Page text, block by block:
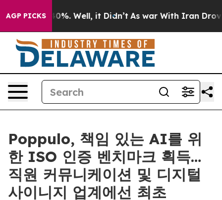
AGP PICKS40%. Well, it Didn’t As war With Iran Drove oil
Poppulo, 책임 있는 AI를 위
한 ISO 인증 벤치마크 획득…
직원 커뮤니케이션 및 디지털
사이니지 업계에선 최초